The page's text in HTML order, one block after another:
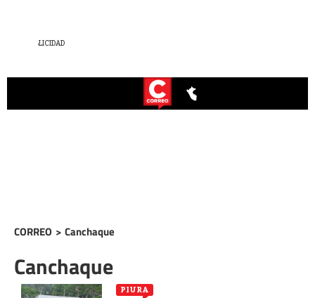
CORREO > Canchaque
Canchaque
PIURA